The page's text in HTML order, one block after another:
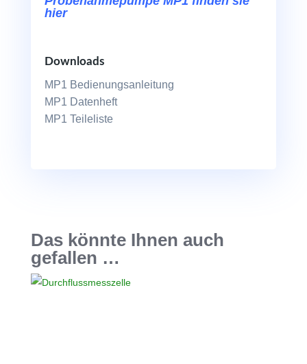
hier
Downloads
MP1 Bedienungsanleitung
MP1 Datenheft
MP1 Teileliste
Das könnte Ihnen auch
gefallen …